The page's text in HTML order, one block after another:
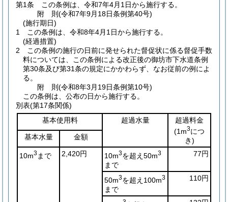
第1条
この条例は、令和7年4月1日から施行する。
附 則(令和7年9月18日条例第40号)
(施行期日)
1
この条例は、令和8年4月1日から施行する。
(経過措置)
2
この条例の施行の日前に発せられた督促状に係る督促手数
料については、この条例による改正後の御坊市下水道条例
第30条及び第31条の規定にかかわらず、なお従前の例によ
る。
附 則(令和8年3月19日条例第10号)
この条例は、公布の日から施行する。
別表(第17条関係)
基本使用料
超過水量
超過料金
(1m3につ
き)
基本水量 金額
10m3 まで 2,420円 10m3を超え50m3
まで
77円
50m3を超え100m3
まで
110円